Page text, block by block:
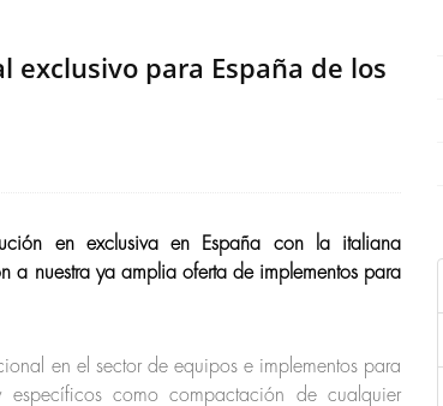
para España de los
en exclusiva en España con la italiana
a nuestra ya amplia oferta de implementos para
en el sector de equipos e implementos para
como compactación de cualquier